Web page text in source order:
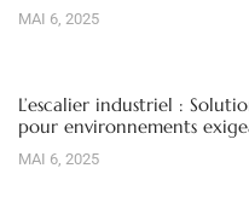
MAI 6, 2025
L’escalier industriel :
pour environnements
MAI 6, 2025